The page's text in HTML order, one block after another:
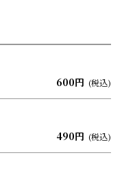
600円 (税込)
490円 (税込)